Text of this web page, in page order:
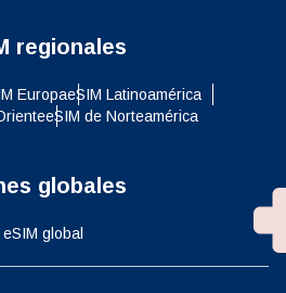
regionales
EuropaeSIM Latinoamérica
eSIM de Norteamérica
globales
eSIM global